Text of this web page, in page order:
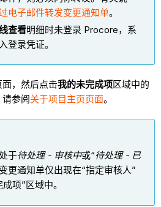
电子邮件转发变更通知单。
查看明细时未登录 Procore，系
登录凭证。
面，然后点击我的未完成项区域中的
参阅关于项目主页页面。
于待处理 - 审核中或“待处理 - 已
更通知单仅出现在“指定审核人”
项”区域中。